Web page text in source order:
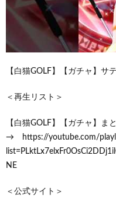
【白猫GOLF】【ガチャ】サ
＜再生リスト＞
【白猫GOLF】【ガチャ】ま
→ https://youtube.com/
NE
＜公式サイト＞